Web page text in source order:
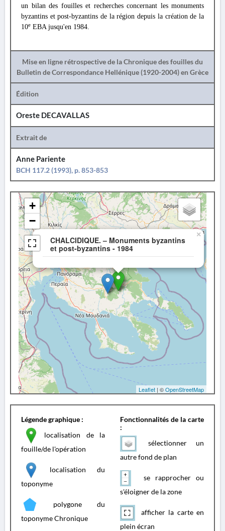
un bilan des fouilles et recherches concernant les monuments
byzantins et post-byzantins de la région depuis la création de la
10e EBA jusqu'en 1984.
Mise en ligne rétrospective de la Chronique des fouilles du
Bulletin de Correspondance Hellénique (1920-2004) en Grèce
Édition
Oreste DECAVALLAS
Extrait de
Anne Pariente
BCH 117.2 (1993), p. 853-853
CHALCIDIQUE. – Monuments byzantins
et post-byzantins - 1984
×
+
−
Leaflet | ©OpenStreetMap
Légende graphique :
localisation de la
fouille/de l'opération
localisation du
toponyme
polygone du
toponyme Chronique
Fonctionnalités de la carte
:
sélectionner un
autre fond de plan
se rapprocher ou
s'éloigner de la zone
afficher la carte en
plein écran